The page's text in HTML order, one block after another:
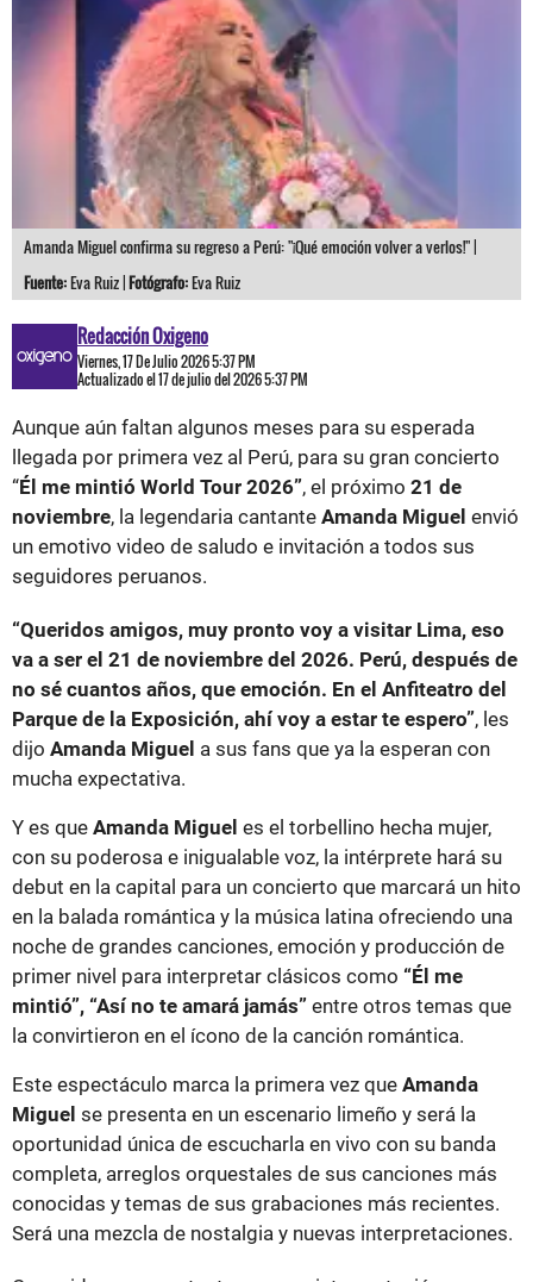
Amanda Miguel confirma su regreso a Perú: "¡Qué emoción volver a verlos!" |
Fuente:Eva Ruiz |Fotógrafo:Eva Ruiz
Redacción Oxigeno
Viernes, 17 De Julio 2026 5:37 PM
Actualizado el 17 de julio del 2026 5:37 PM
Aunque aún faltan algunos meses para su esperada
llegada por primera vez al Perú, para su gran concierto
“Él me mintió World Tour 2026”, el próximo 21 de
noviembre, la legendaria cantante Amanda Miguel envió
un emotivo video de saludo e invitación a todos sus
seguidores peruanos.
“Queridos amigos, muy pronto voy a visitar Lima, eso
va a ser el 21 de noviembre del 2026. Perú, después de
no sé cuantos años, que emoción. En el Anfiteatro del
Parque de la Exposición, ahí voy a estar te espero”, les
dijo Amanda Miguel a sus fans que ya la esperan con
mucha expectativa.
Y es que Amanda Miguel es el torbellino hecha mujer,
con su poderosa e inigualable voz, la intérprete hará su
debut en la capital para un concierto que marcará un hito
en la balada romántica y la música latina ofreciendo una
noche de grandes canciones, emoción y producción de
primer nivel para interpretar clásicos como “Él me
mintió”, “Así no te amará jamás” entre otros temas que
la convirtieron en el ícono de la canción romántica.
Este espectáculo marca la primera vez que Amanda
Miguel se presenta en un escenario limeño y será la
oportunidad única de escucharla en vivo con su banda
completa, arreglos orquestales de sus canciones más
conocidas y temas de sus grabaciones más recientes.
Será una mezcla de nostalgia y nuevas interpretaciones.